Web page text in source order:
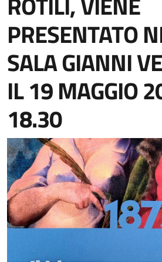
PRESENTATO
SALA GIANNI
IL 19 MAGGIO
18.30